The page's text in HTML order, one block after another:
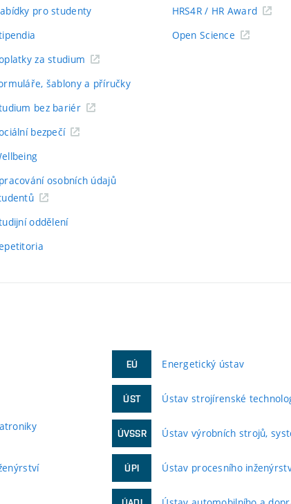
pro studenty
za studium
šablony a příručky
bez bariér
bezpečí
osobních údajů
oddělení
HRS4R / HR Award
Open Science
EÚ Energetický ústav
ÚST Ústav strojírenské
ÚVSSR Ústav výrobních strojů,
ÚPI Ústav procesního